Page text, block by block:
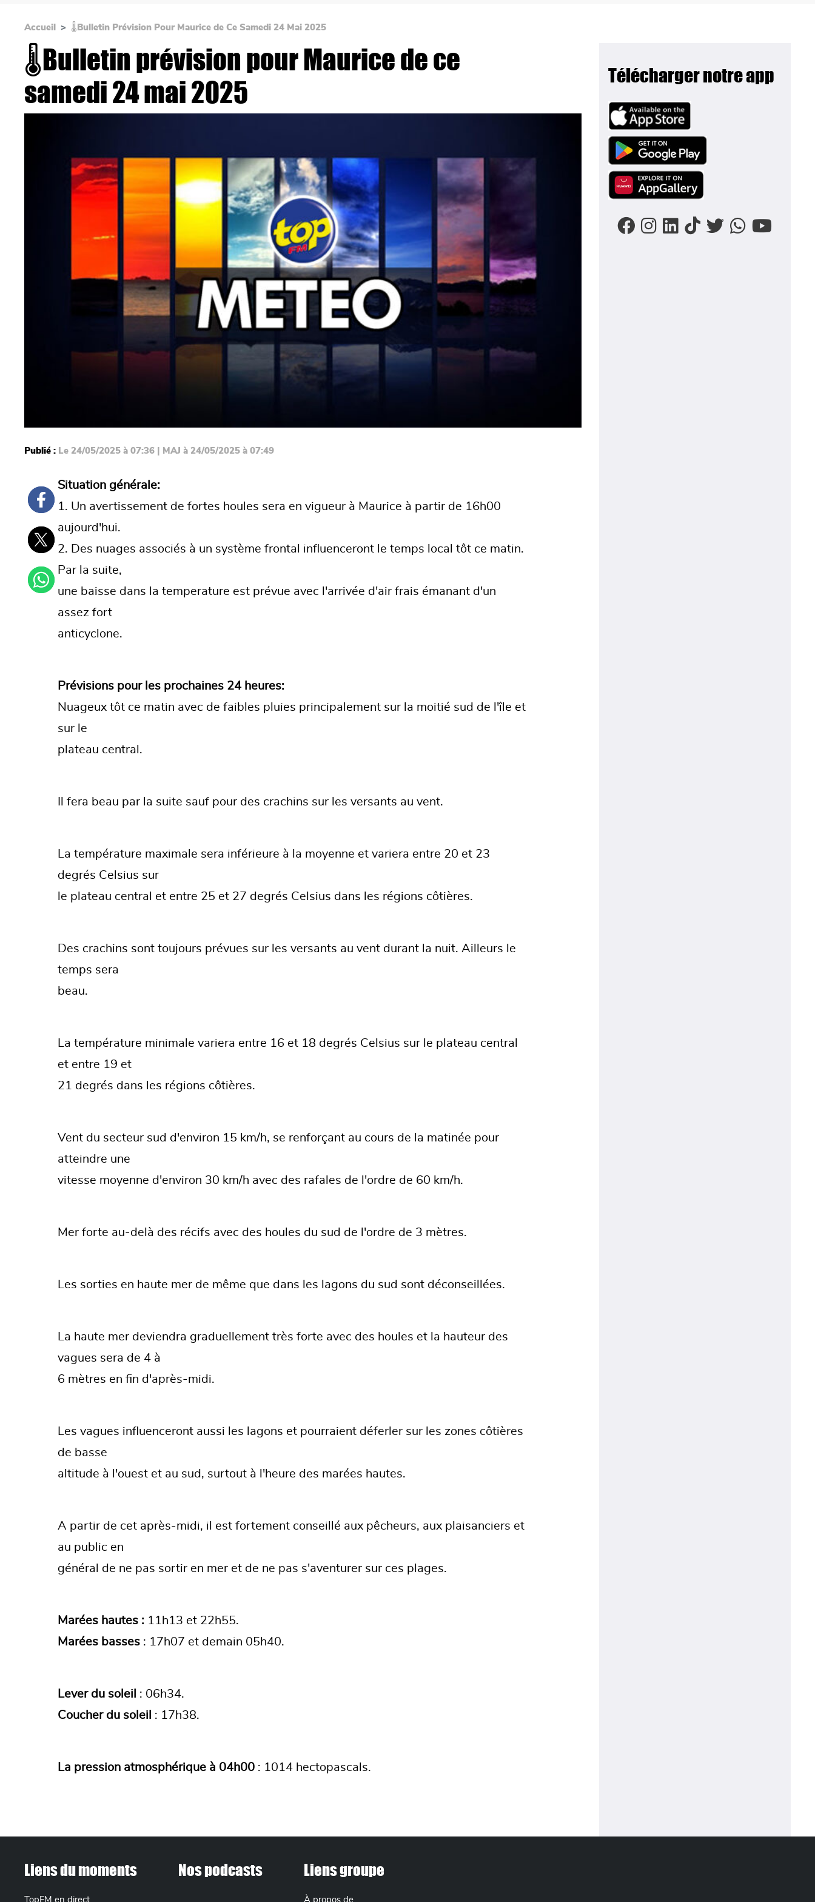
Accueil 🌡Bulletin Prévision Pour Maurice de Ce Samedi 24 Mai 2025
🌡Bulletin prévision pour Maurice de ce
samedi 24 mai 2025
Publié : Le 24/05/2025 à 07:36 | MAJ à 24/05/2025 à 07:49
Situation générale:
1. Un avertissement de fortes houles sera en vigueur à Maurice à partir de 16h00
aujourd'hui.
2. Des nuages associés à un système frontal influenceront le temps local tôt ce matin.
Par la suite,
une baisse dans la temperature est prévue avec l'arrivée d'air frais émanant d'un
assez fort
anticyclone.
Prévisions pour les prochaines 24 heures:
Nuageux tôt ce matin avec de faibles pluies principalement sur la moitié sud de l'île et
sur le
plateau central.
Il fera beau par la suite sauf pour des crachins sur les versants au vent.
La température maximale sera inférieure à la moyenne et variera entre 20 et 23
degrés Celsius sur
le plateau central et entre 25 et 27 degrés Celsius dans les régions côtières.
Des crachins sont toujours prévues sur les versants au vent durant la nuit. Ailleurs le
temps sera
beau.
La température minimale variera entre 16 et 18 degrés Celsius sur le plateau central
et entre 19 et
21 degrés dans les régions côtières.
Vent du secteur sud d'environ 15 km/h, se renforçant au cours de la matinée pour
atteindre une
vitesse moyenne d'environ 30 km/h avec des rafales de l'ordre de 60 km/h.
Mer forte au-delà des récifs avec des houles du sud de l'ordre de 3 mètres.
Les sorties en haute mer de même que dans les lagons du sud sont déconseillées.
La haute mer deviendra graduellement très forte avec des houles et la hauteur des
vagues sera de 4 à
6 mètres en fin d'après-midi.
Les vagues influenceront aussi les lagons et pourraient déferler sur les zones côtières
de basse
altitude à l'ouest et au sud, surtout à l'heure des marées hautes.
A partir de cet après-midi, il est fortement conseillé aux pêcheurs, aux plaisanciers et
au public en
général de ne pas sortir en mer et de ne pas s'aventurer sur ces plages.
Marées hautes : 11h13 et 22h55.
Marées basses : 17h07 et demain 05h40.
Lever du soleil : 06h34.
Coucher du soleil : 17h38.
La pression atmosphérique à 04h00 : 1014 hectopascals.
Télécharger notre app
Image
Image
Image
FOOTER MENU
Liens du moments
TopFM en direct
Nos podcasts Liens groupe
À propos de